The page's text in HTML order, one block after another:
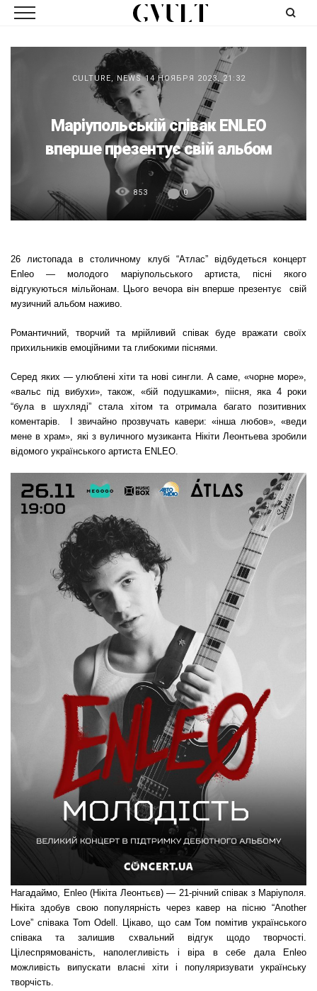
CULTURE ,NEWS 14 НОЯБРЯ 2023, 21:32
Маріупольській співак ENLEO
вперше презентує свій альбом
853 0
26 листопада в столичному клубі “Атлас” відбудеться концерт
Enleo — молодого маріупольського артиста, пісні якого
відгукуються мільйонам. Цього вечора він вперше презентує свій
музичний альбом наживо.
Романтичний, творчий та мрійливий співак буде вражати своїх
прихильників емоційними та глибокими піснями.
Серед яких — улюблені хіти та нові сингли. А саме, «чорне море»,
«вальс під вибухи», також, «бій подушками», піісня, яка 4 роки
“була в шухляді” стала хітом та отримала багато позитивних
коментарів. І звичайно прозвучать кавери: «інша любов», «веди
мене в храм», які з вуличного музиканта Нікіти Леонтьева зробили
відомого українського артиста ENLEO.
Нагадаймо, Enleo (Нікіта Леонтьєв) — 21-річний співак з Маріуполя.
Нікіта здобув свою популярність через кавер на пісню “Another
Love” співака Tom Odell. Цікаво, що сам Том помітив українського
співака та залишив схвальний відгук щодо творчості.
Цілеспрямованість, наполегливість і віра в себе дала Enleo
можливість випускати власні хіти і популяризувати українську
творчість.